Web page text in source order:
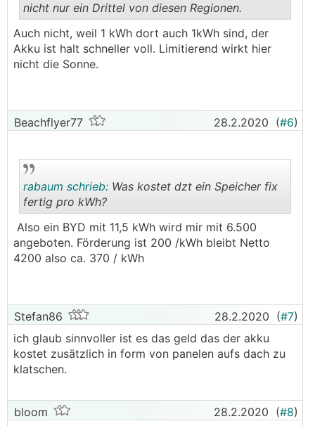
..
nicht nur ein Drittel von diesen Regionen.
Auch nicht, weil 1 kWh dort auch 1kWh sind, der
Akku ist halt schneller voll. Limitierend wirkt hier
nicht die Sonne.
Beachflyer77 28.2.2020 (#6)
..
rabaum schrieb: Was kostet dzt ein Speicher fix
fertig pro kWh?
Also ein BYD mit 11,5 kWh wird mir mit 6.500
angeboten. Förderung ist 200 /kWh bleibt Netto
4200 also ca. 370 / kWh
Stefan86 28.2.2020 (#7)
ich glaub sinnvoller ist es das geld das der akku
kostet zusätzlich in form von panelen aufs dach zu
klatschen.
bloom 28.2.2020 (#8)